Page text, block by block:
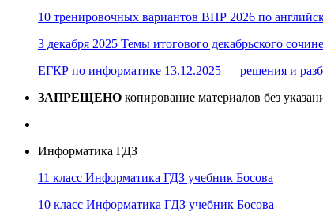
10 тренировочных вариантов ВПР 2026 по
3 декабря 2025 Темы итогового декабрьского
ЕГКР по информатике 13.12.2025 — решения и
ЗАПРЕЩЕНО копирование материалов без
Информатика ГДЗ
11 класс Информатика ГДЗ учебник Босова
10 класс Информатика ГДЗ учебник Босова